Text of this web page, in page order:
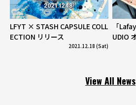
LFYT × STASH CAPSULE COLL
ECTION リリース
2021.12.18 (Sat)
「
UDIO
View All News